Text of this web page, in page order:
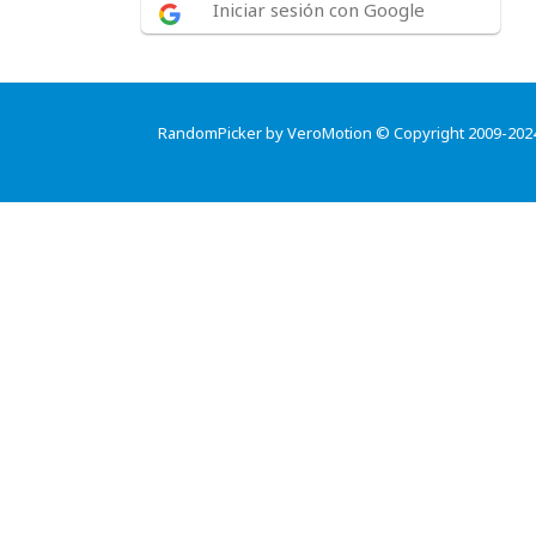
Iniciar sesión con Google
RandomPicker by VeroMotion © Copyright 2009-